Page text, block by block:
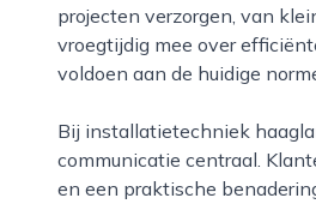
projecten verzorgen, van
vroegtijdig mee over
voldoen aan de huidige
Bij installatietechniek haaglanden staan vakmanschap, betrouwbaarheid en duidelijke
communicatie centraal.
en een praktische